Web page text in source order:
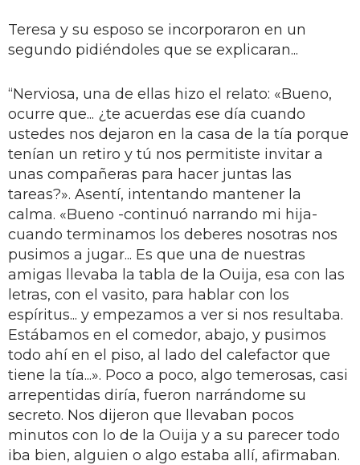
Teresa y su esposo se incorporaron en un
segundo pidiéndoles que se explicaran...
“Nerviosa, una de ellas hizo el relato: «Bueno,
ocurre que... ¿te acuerdas ese día cuando
ustedes nos dejaron en la casa de la tía porque
tenían un retiro y tú nos permitiste invitar a
unas compañeras para hacer juntas las
tareas?». Asentí, intentando mantener la
calma. «Bueno -continuó narrando mi hija-
cuando terminamos los deberes nosotras nos
pusimos a jugar... Es que una de nuestras
amigas llevaba la tabla de la Ouija, esa con las
letras, con el vasito, para hablar con los
espíritus... y empezamos a ver si nos resultaba.
Estábamos en el comedor, abajo, y pusimos
todo ahí en el piso, al lado del calefactor que
tiene la tía...». Poco a poco, algo temerosas, casi
arrepentidas diría, fueron narrándome su
secreto. Nos dijeron que llevaban pocos
minutos con lo de la Ouija y a su parecer todo
iba bien, alguien o algo estaba allí, afirmaban.